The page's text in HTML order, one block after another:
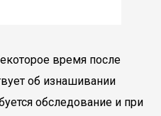
время после
об изнашивании
обследование и при